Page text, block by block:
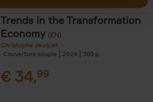
Trends in the Transformation
Economy (EN)
Christophe Jauquet
Couverture souple
2024 360
€ 34,99